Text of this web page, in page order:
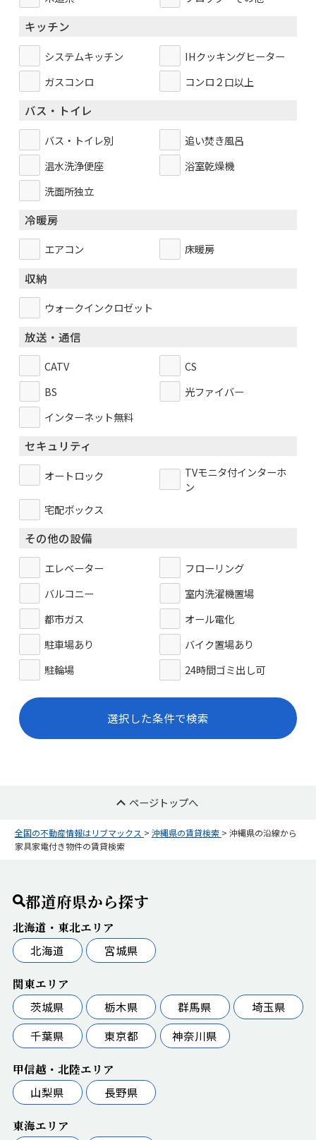
キッチン
システムキッチン
IHクッキングヒーター
ガスコンロ
コンロ２口以上
バス・トイレ
バス・トイレ別
追い焚き風呂
温水洗浄便座
浴室乾燥機
洗面所独立
冷暖房
エアコン 床暖房
収納
ウォークインクロゼット
放送・通信
CATV
CS
BS
光ファイバー
インターネット無料
セキュリティ
オートロック
TVモニタ付インターホ
ン
宅配ボックス
その他の設備
エレベーター
フローリング
バルコニー
室内洗濯機置場
都市ガス
オール電化
駐車場あり
バイク置場あり
駐輪場
24時間ゴミ出し可
選択した条件で検索
ページトップへ
全国の不動産情報はリブマックス > 沖縄県の賃貸検索 > 沖縄県の沿線から
家具家電付き物件の賃貸検索
都道府県から探す
北海道・東北エリア
北海道
宮城県
関東エリア
茨城県
栃木県 群馬県
埼玉県
千葉県
東京都 神奈川県
甲信越・北陸エリア
山梨県
長野県
東海エリア